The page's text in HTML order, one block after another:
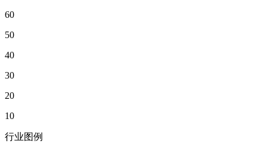
60
50
40
30
20
10
行业图例